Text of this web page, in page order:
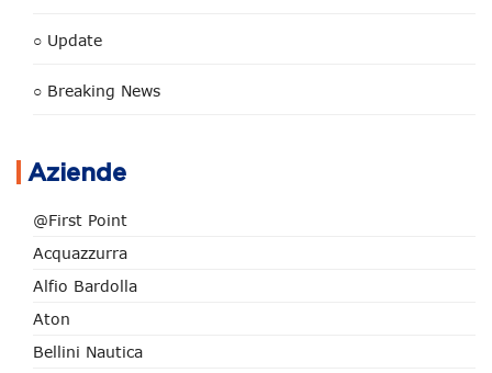
○ Update
○ Breaking News
Aziende
@First Point
Acquazzurra
Alfio Bardolla
Aton
Bellini Nautica